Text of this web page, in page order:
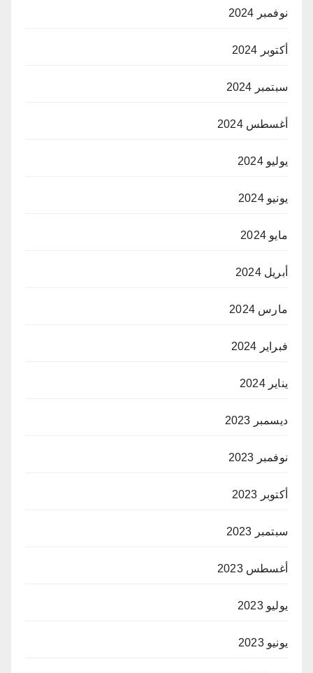
نوفمبر 2024
أكتوبر 2024
سبتمبر 2024
أغسطس 2024
يوليو 2024
يونيو 2024
مايو 2024
أبريل 2024
مارس 2024
فبراير 2024
يناير 2024
ديسمبر 2023
نوفمبر 2023
أكتوبر 2023
سبتمبر 2023
أغسطس 2023
يوليو 2023
يونيو 2023